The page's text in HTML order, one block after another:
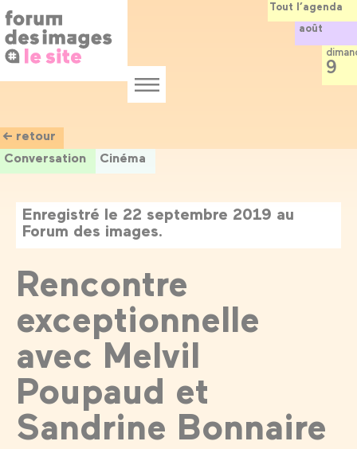
au
contenu
principal
Menu
← retour
Conversation
Cinéma
Enregistré le 22 septembre 2019 au
Forum des images.
Rencontre
exceptionnelle
avec Melvil
Poupaud et
Sandrine Bonnaire
Tout l’agenda
août
9